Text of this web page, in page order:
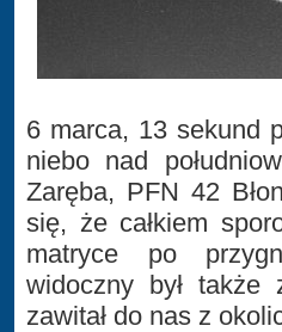
6 marca, 13 sekund
niebo nad
Zaręba, PFN 42
się, że całkiem
matryce po
widoczny był także
zawitał do nas z